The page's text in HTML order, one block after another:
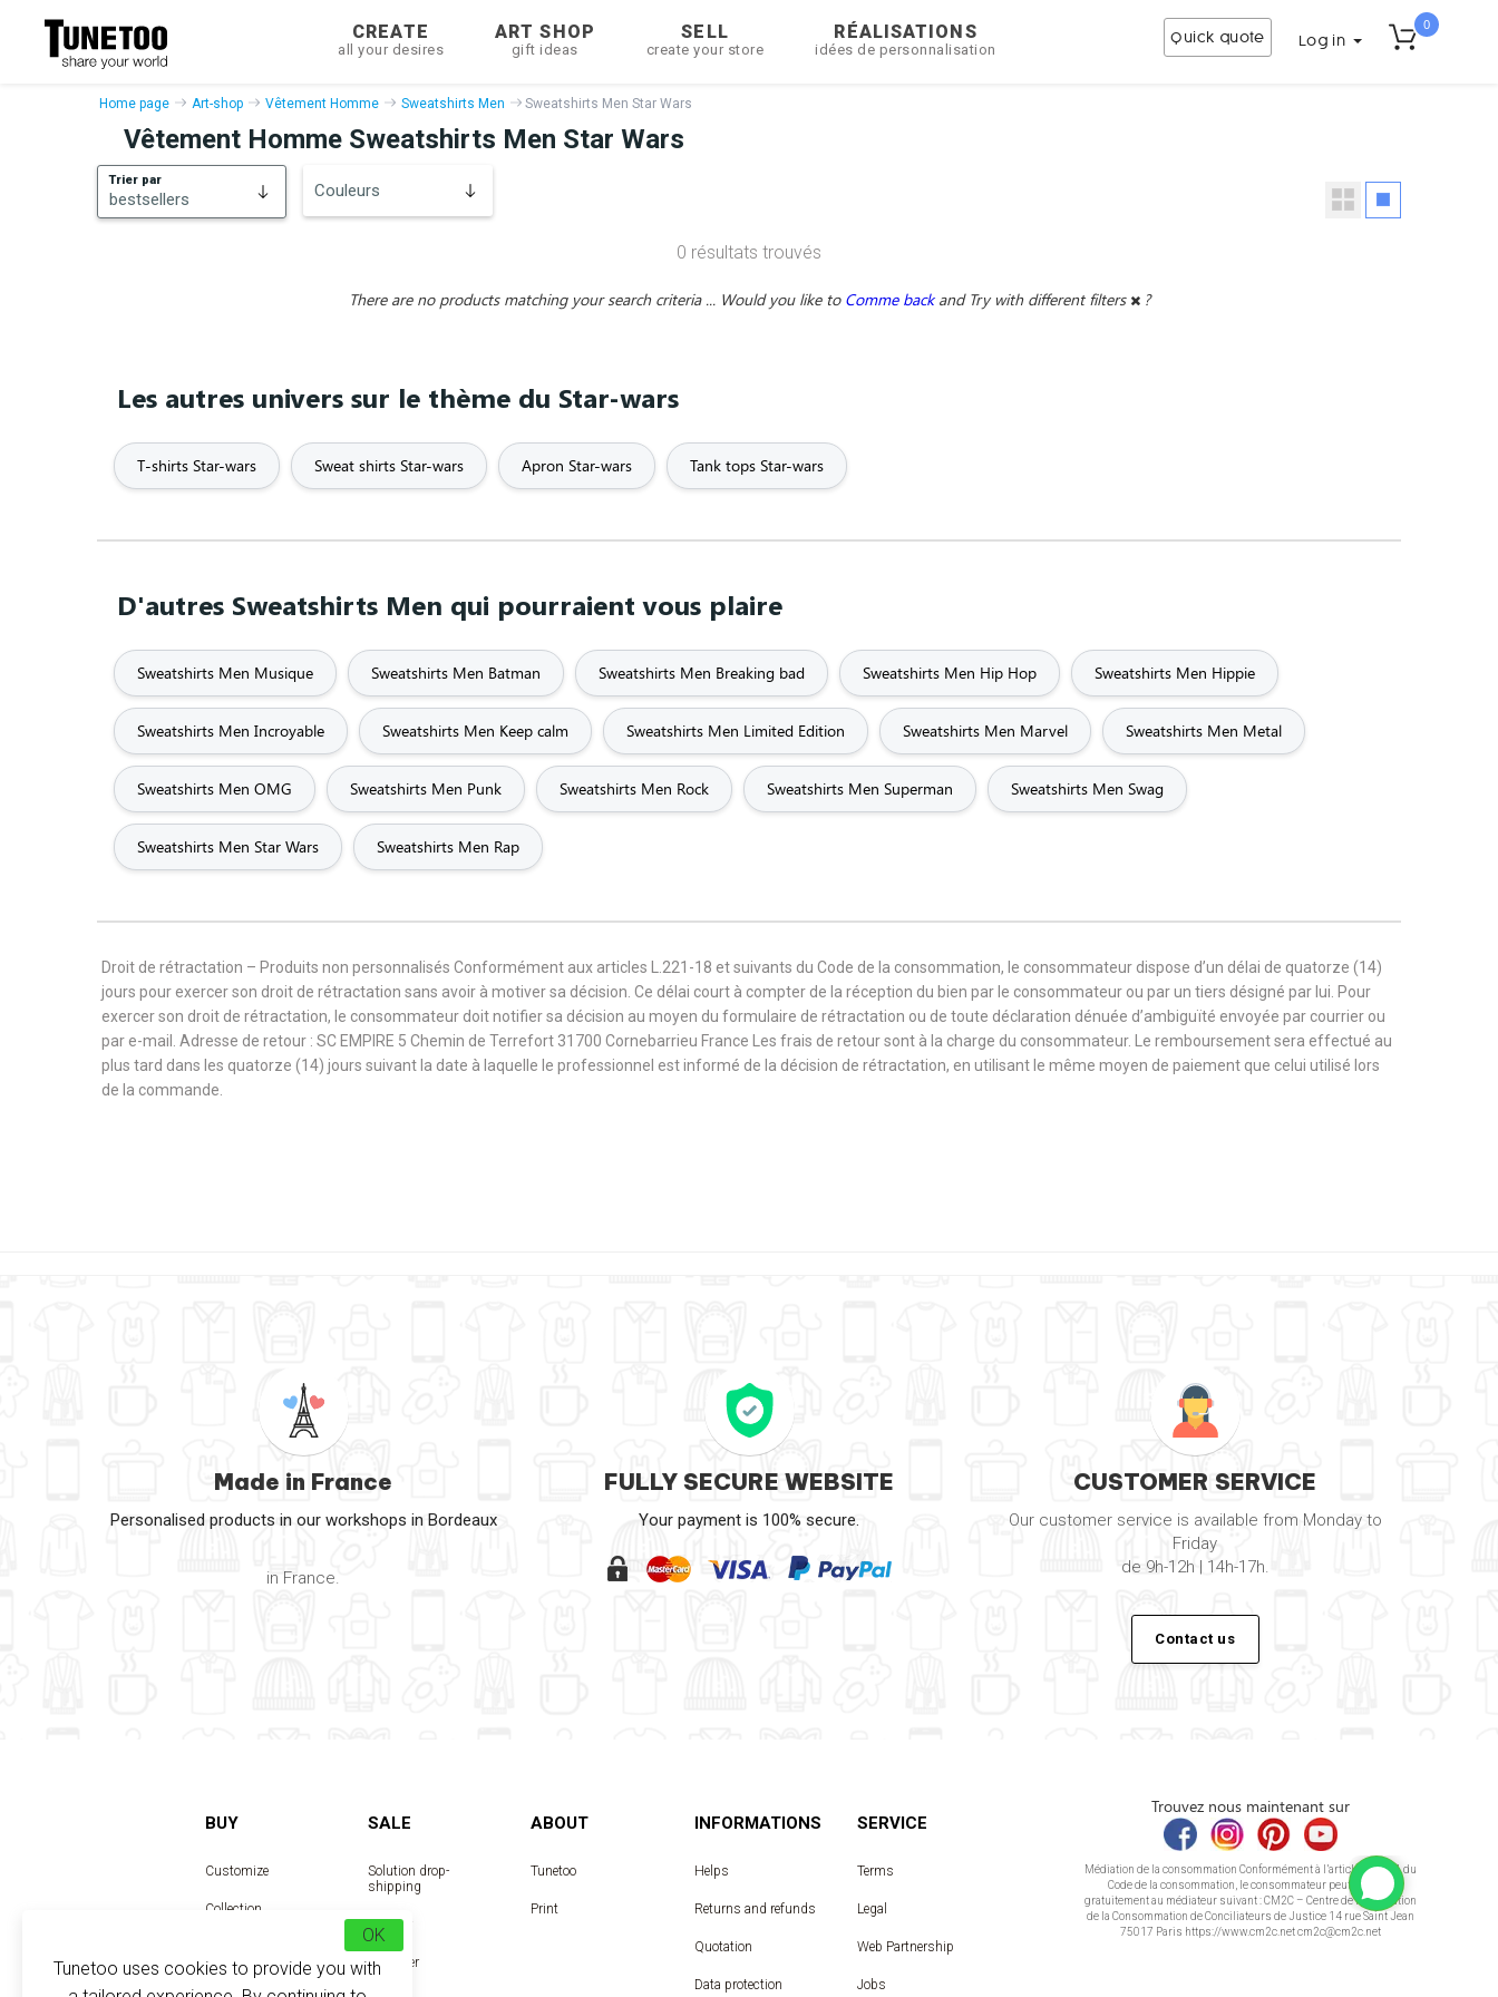
CREATE
all your desires
ART SHOP
gift ideas
SELL
create your store
RÉALISATIONS
idées de personnalisation
Quick quote Log in
0
Home page Art-shop Vêtement Homme Sweatshirts Men Sweatshirts Men Star Wars
Vêtement Homme Sweatshirts Men Star Wars
Trier par
bestsellers Couleurs
0 résultats trouvés
There are no products matching your search criteria ... Would you like to Comme back and Try with different filters ?
Les autres univers sur le thème du Star-wars
T-shirts Star-wars Sweat shirts Star-wars Apron Star-wars Tank tops Star-wars
D'autres Sweatshirts Men qui pourraient vous plaire
Sweatshirts Men Musique Sweatshirts Men Batman Sweatshirts Men Breaking bad Sweatshirts Men Hip Hop Sweatshirts Men Hippie
Sweatshirts Men Incroyable Sweatshirts Men Keep calm Sweatshirts Men Limited Edition Sweatshirts Men Marvel Sweatshirts Men Metal
Sweatshirts Men OMG Sweatshirts Men Punk Sweatshirts Men Rock Sweatshirts Men Superman Sweatshirts Men Swag
Sweatshirts Men Star Wars Sweatshirts Men Rap
Droit de rétractation – Produits non personnalisés Conformément aux articles L.221-18 et suivants du Code de la consommation, le consommateur dispose d’un délai de quatorze (14)
jours pour exercer son droit de rétractation sans avoir à motiver sa décision. Ce délai court à compter de la réception du bien par le consommateur ou par un tiers désigné par lui. Pour
exercer son droit de rétractation, le consommateur doit notifier sa décision au moyen du formulaire de rétractation ou de toute déclaration dénuée d’ambiguïté envoyée par courrier ou
par e-mail. Adresse de retour : SC EMPIRE 5 Chemin de Terrefort 31700 Cornebarrieu France Les frais de retour sont à la charge du consommateur. Le remboursement sera effectué au
plus tard dans les quatorze (14) jours suivant la date à laquelle le professionnel est informé de la décision de rétractation, en utilisant le même moyen de paiement que celui utilisé lors
de la commande.
Made in France
Personalised products in our workshops in Bordeaux
in France.
FULLY SECURE WEBSITE
Your payment is 100% secure.
CUSTOMER SERVICE
Our customer service is available from Monday to
Friday
de 9h-12h | 14h-17h.
Contact us
BUY
Customize
Collection
SALE
Solution drop-
shipping
Reseller
Designer
ABOUT
Tunetoo
Print
INFORMATIONS
Helps
Returns and refunds
Quotation
Data protection
SERVICE
Terms
Legal
Web Partnership
Jobs
Trouvez nous maintenant sur
Médiation de la consommation Conformément à l’article L.616-1 du
Code de la consommation, le consommateur peut recourir
gratuitement au médiateur suivant : CM2C – Centre de la Médiation
de la Consommation de Conciliateurs de Justice 14 rue Saint Jean
75017 Paris https://www.cm2c.net cm2c@cm2c.net
Tunetoo uses cookies to provide you with
OK